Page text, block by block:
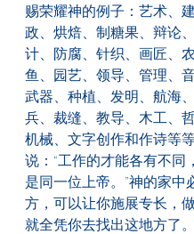
赐荣耀神的例子：艺术、
政、烘焙、制糖果、辩论
计、防腐、针织、画匠、
鱼、园艺、领导、管理、
武器、种植、发明、航海
兵、裁缝、教导、木工、哲
机械、文字创作和作诗等
说：“工作的才能各有不同
是同一位上帝。”神的家中
方，可以让你施展专长，做
就全凭你去找出这地方了。